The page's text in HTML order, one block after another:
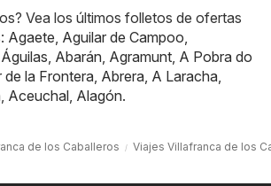
Vea los últimos folletos de ofertas
Agaete, Aguilar de Campoo,
Águilas, Abarán, Agramunt, A Pobra do
de la Frontera, Abrera, A Laracha,
, Aceuchal, Alagón.
de los Caballeros Viajes Villafranca de los